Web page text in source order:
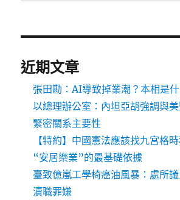
近期文章
張田勘：AI導致掉業潮？本相是
以總理辦公室：內坦亞胡強調與
緊密關系主要性
【特約】中國憲法應該找九宮格
“安居樂業”的最基礎依據
臺致億嵐工學椅癌油風暴：處所
瀆職罪嫌